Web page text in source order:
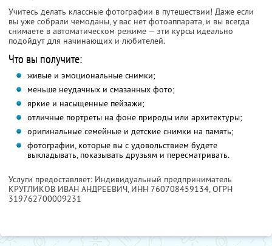
Учитесь делать классные фотографии в путешествии! Даже если
вы уже собрали чемоданы, у вас нет фотоаппарата, и вы всегда
снимаете в автоматическом режиме — эти курсы идеально
подойдут для начинающих и любителей.
Что вы получите:
живые и эмоциональные снимки;
меньше неудачных и смазанных фото;
яркие и насыщенные пейзажи;
отличные портреты на фоне природы или архитектуры;
оригинальные семейные и детские снимки на память;
фотографии, которые вы с удовольствием будете
выкладывать, показывать друзьям и пересматривать.
Услуги предоставляет: Индивидуальный предприниматель
КРУГЛИКОВ ИВАН АНДРЕЕВИЧ, ИНН 760708459134, ОГРН
319762700009231